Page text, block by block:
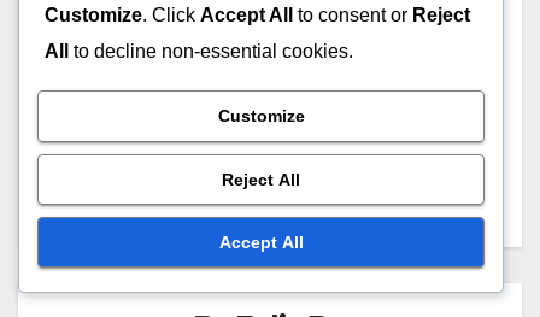
Post
navigation
Role defenzivního
obrany, Obnova míče v
Požadavky na kondici,
v rozestavení 3-4-2-1
Customize. Click Accept All to consent or Reject
All
to decline non-essential cookies.
Customize
Reject All
Accept All